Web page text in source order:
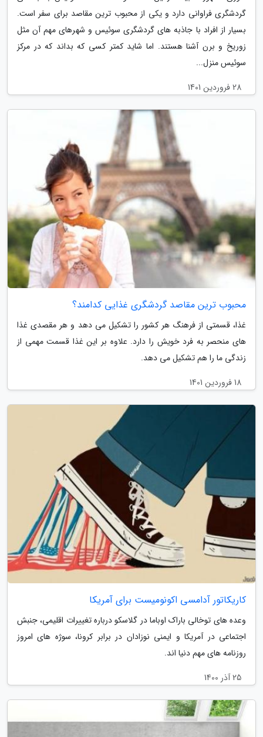
گردشگری فراوانی دارد و یکی از محبوب ترین مقاصد برای سفر است.
بسیار از افراد با جاذبه های گردشگری سوئیس و شهرهای مهم آن مثل
زوریخ و برن آشنا هستند. اما شاید کمتر کسی که بداند که در مرکز
سوئیس منزل...
28 فروردین 1401
محبوب ترین مقاصد گردشگری غذایی کدامند؟
غذا، قسمتی از فرهنگ هر کشور را تشکیل می دهد و هر مقصدی غذا
های منحصر به فرد خویش را دارد. علاوه بر این غذا قسمت مهمی از
زندگی ما را هم تشکیل می دهد.
18 فروردین 1401
کاریکاتور آدامسی اکونومیست برای آمریکا
وعده های توخالی باراک اوباما در گلاسکو درباره تغییرات اقلیمی، جنبش
اجتماعی در آمریکا و ایمنی نوزادان در برابر کرونا، سوژه های امروز
روزنامه های مهم دنیا اند.
25 آذر 1400